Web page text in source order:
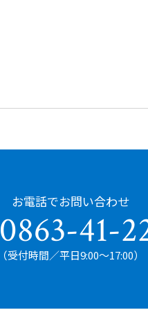
お電話でお問い合わせ
0863-41-
（受付時間／平日9:00〜17:00）